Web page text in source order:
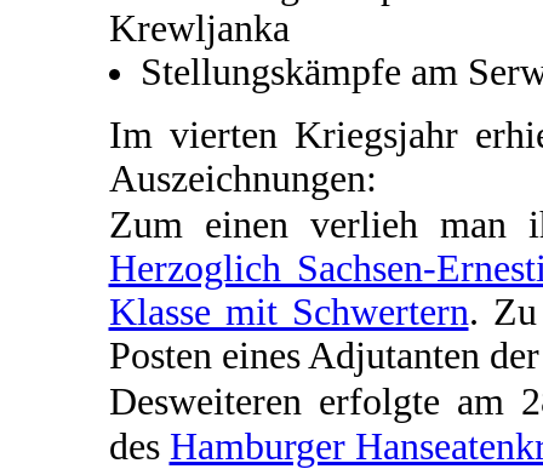
Krewljanka
Stellungskämpfe am
Im vierten Kriegsjahr
Auszeichnungen:
Zum einen verlieh
Herzoglich Sachsen-
Klasse mit Schwertern. Zu
Posten eines Adjutanten
Desweiteren erfolgte am
des Hamburger